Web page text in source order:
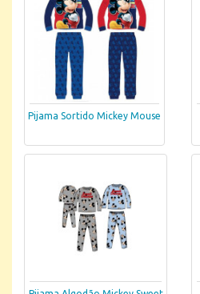
Pijama Sortido Mickey Mouse